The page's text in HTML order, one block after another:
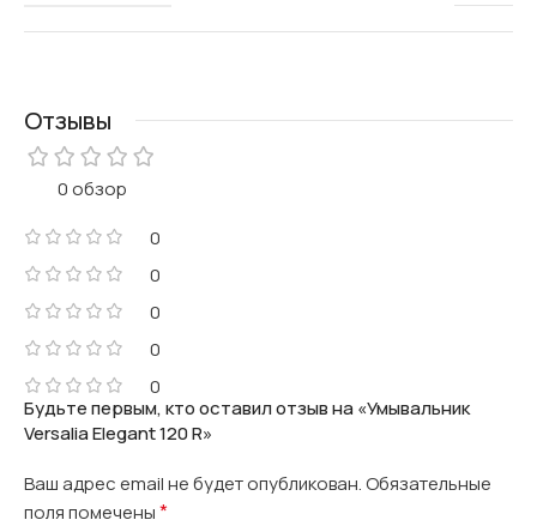
Отзывы
0 обзор
0
0
0
0
0
Будьте первым, кто оставил отзыв на «Умывальник
Versalia Elegant 120 R»
Ваш адрес email не будет опубликован.Обязательные
поля помечены*